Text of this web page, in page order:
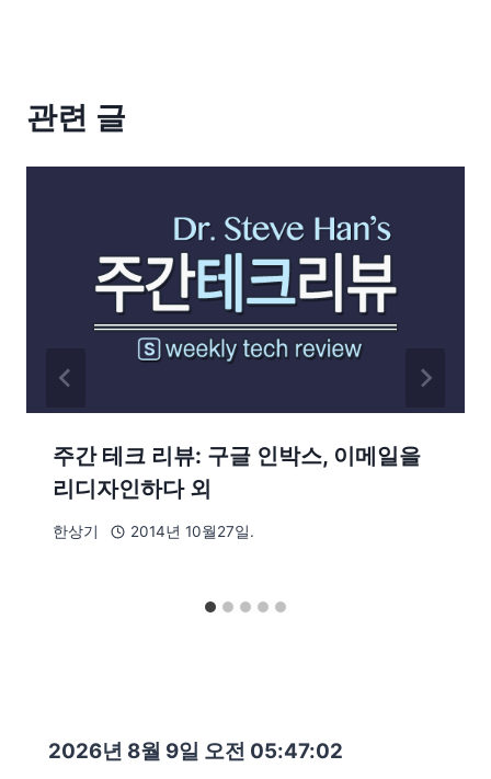
관련 글
주간 테크 리뷰: 구글 인박스, 이메일을
리디자인하다 외
한상기 2014년 10월27일.
2026년 8월 9일 오전 05:47:03